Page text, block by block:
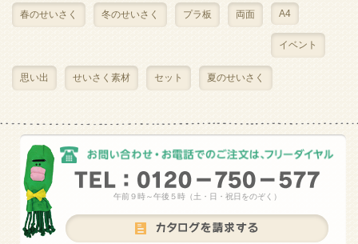
春のせいさく 冬のせいさく プラ板 両面 A4
イベント
思い出 せいさく素材 セット 夏のせいさく
午前９時～午後５時（土・日・祝日をのぞく）